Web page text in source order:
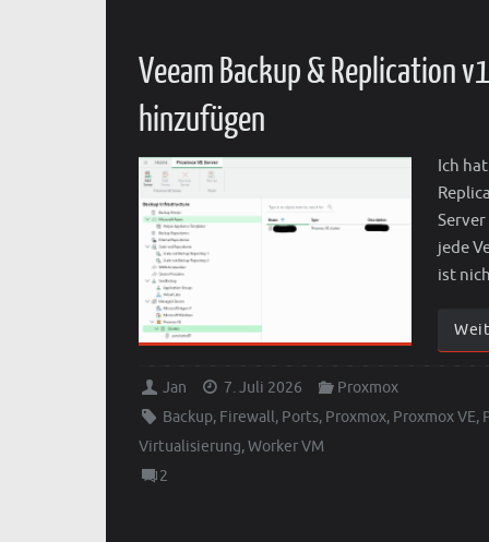
Veeam Backup & Replication
hinzufügen
Ich
jede
ist
Jan 7. Juli 2026
Proxmox
Backup, Firewall, Ports, Proxmox, Proxmox VE,
Virtualisierung,Worker VM
2